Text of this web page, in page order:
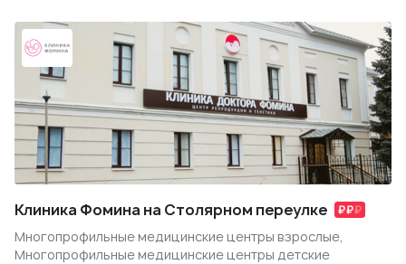
Клиника Фомина на Столярном переулке
Многопрофильные медицинские центры взрослые,
Многопрофильные медицинские центры детские